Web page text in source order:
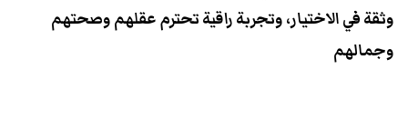
وثقة في الاختيار، وتجربة راقية تحترم عقلهم وصحتهم
وجمالهم